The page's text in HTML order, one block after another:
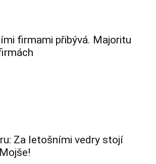
firmami přibývá. Majoritu
Za letošními vedry stojí